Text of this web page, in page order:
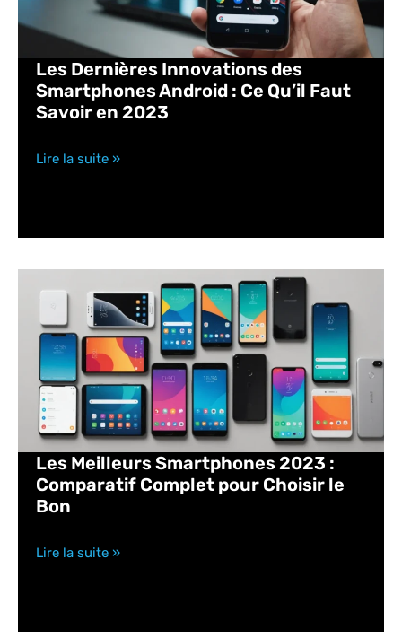
Les Dernières Innovations des
Smartphones Android : Ce Qu’il Faut
Savoir en 2023
Lire la suite »
Les Meilleurs Smartphones 2023 :
Comparatif Complet pour Choisir le
Bon
Lire la suite »